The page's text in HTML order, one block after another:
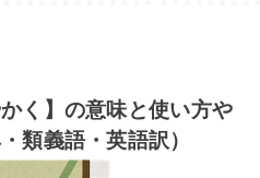
く】の意味と使い方や
類義語・英語訳）